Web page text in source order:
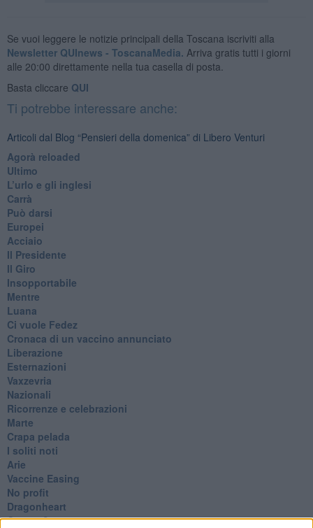
Se vuoi leggere le notizie principali della Toscana iscriviti alla
Newsletter QUInews - ToscanaMedia. Arriva gratis tutti i giorni
alle 20:00 direttamente nella tua casella di posta.
Basta cliccare QUI
Ti potrebbe interessare anche:
Articoli dal Blog “Pensieri della domenica” di Libero Venturi
​Agorà reloaded
Ultimo
​L’urlo e gli inglesi
Carrà
Può darsi
Europei
Acciaio
Il Presidente
​Il Giro
Insopportabile
​Mentre
Luana
​Ci vuole Fedez
​Cronaca di un vaccino annunciato
​Liberazione
Esternazioni
Vaxzevria
Nazionali
​Ricorrenze e celebrazioni
Marte
​Crapa pelada
​I soliti noti
Arie
​Vaccine Easing
No profit
Dragonheart
Con-ter?